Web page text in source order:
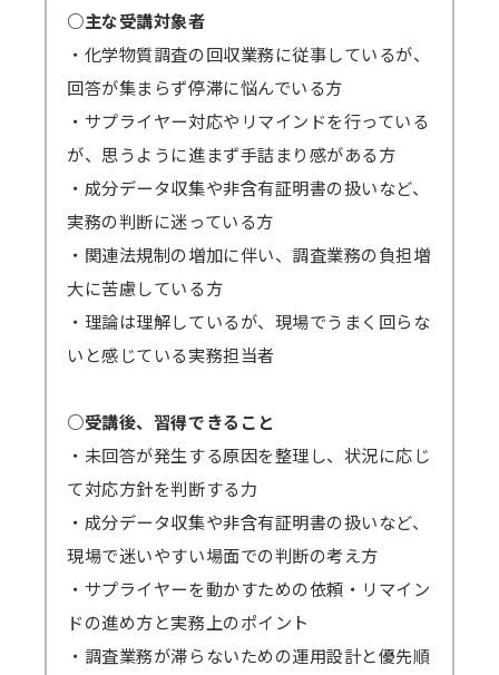
準備出来しだい配信いたしますので開始日
が早まる可能性もございます。その場合でも終
了日は変わりません。上記例の2/6開催セミナ
ーの場合、2/8から開始となっても2/17まで視
聴可能です。
GWや年末年始・お盆期間などを挟む場合、
それに応じて弊社の標準配信期間設定を延長し
ます。
原則、配信期間の延長はいたしません。
万一、見逃し視聴の提供ができなくなった
場合、（見逃し視聴あり）の方の受講料は（見
承ください。
○主な受講対象者
・化学物質調査の回収業務に従事しているが、
回答が集まらず停滞に悩んでいる方
・サプライヤー対応やリマインドを行っている
が、思うように進まず手詰まり感がある方
・成分データ収集や非含有証明書の扱いなど、
実務の判断に迷っている方
・関連法規制の増加に伴い、調査業務の負担増
大に苦慮している方
・理論は理解しているが、現場でうまく回らな
いと感じている実務担当者
○受講後、習得できること
・未回答が発生する原因を整理し、状況に応じ
て対応方針を判断する力
・成分データ収集や非含有証明書の扱いなど、
現場で迷いやすい場面での判断の考え方
・サプライヤーを動かすための依頼・リマイン
ドの進め方と実務上のポイント
・調査業務が滞らないための運用設計と優先順